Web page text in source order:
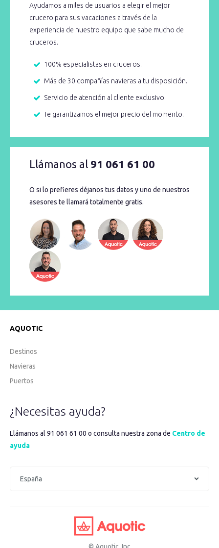
Ayudamos a miles de usuarios a elegir el mejor
crucero para sus vacaciones a través de la
experiencia de nuestro equipo que sabe mucho de
cruceros.
100% especialistas en cruceros.
Más de 30 compañías navieras a tu disposición.
Servicio de atención al cliente exclusivo.
Te garantizamos el mejor precio del momento.
Llámanos al 91 061 61 00
O si lo prefieres déjanos tus datos y uno de nuestros
asesores te llamará totalmente gratis.
AQUOTIC
Destinos
Navieras
Puertos
¿Necesitas ayuda?
Llámanos al 91 061 61 00 o consulta nuestra zona de Centro de
ayuda
© Aquotic, Inc